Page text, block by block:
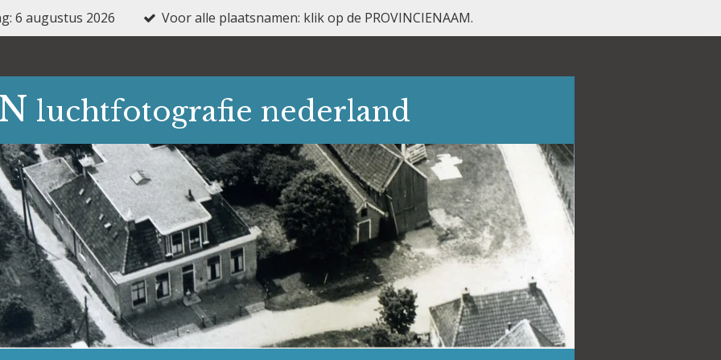
6 augustus 2026 Voor alle plaatsnamen: klik op de PROVINCIENAAM.
luchtfotografie nederland